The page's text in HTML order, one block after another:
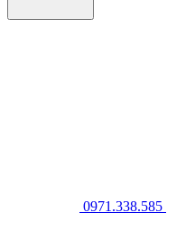
0971.338.585